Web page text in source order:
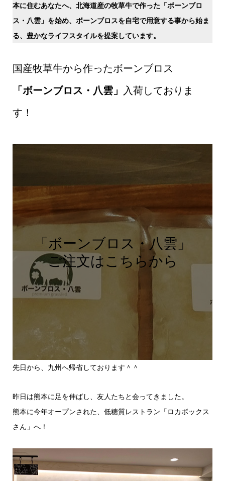
本に住むあなたへ、北海道産の牧草牛で作った「ボーンブロ
ス・八雲」を始め、ボーンブロスを自宅で用意する事から始ま
る、豊かなライフスタイルを提案しています。
国産牧草牛から作ったボーンブロス
「ボーンブロス・八雲」 入荷しておりま
す！
「ボーンブロス・八雲」
ご注文はこちらから
先日から、九州へ帰省しております＾＾
昨日は熊本に足を伸ばし、友人たちと会ってきました。
熊本に今年オープンされた、低糖質レストラン「ロカボックス
さん」へ！